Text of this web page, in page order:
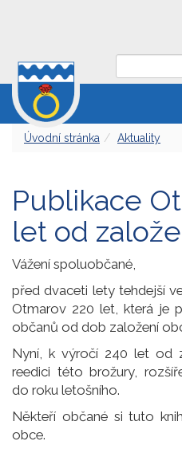
Úvodní stránka Aktuality
Publikace
let od
Vážení spoluobčané,
před dvaceti lety tehdejší
Otmarov 220 let, která je
občanů od dob založení
Nyní, k výročí 240 let od
reedici této brožury,
do roku letošního.
Někteří občané si tuto
obce.